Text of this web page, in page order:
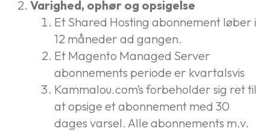
Varighed, ophør og opsigelse
Et Shared Hosting abonnement løber i
12 måneder ad gangen.
Et Magento Managed Server
abonnements periode er kvartalsvis
Kammalou.com’s forbeholder sig ret til
at opsige et abonnement med 30
dages varsel. Alle abonnements m.v.